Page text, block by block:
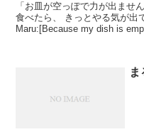
「お皿が空っぽで力が出ませ
食べたら、 きっとやる気が出
Maru:[Because my dish is
ま